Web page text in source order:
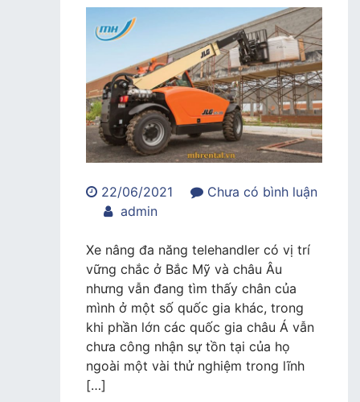
22/06/2021
Chưa có bình luận
trong
NÂNG
ĐA
NĂNG
PHÁT
TRIỂN
MẠNH
MẼ
admin
Xe nâng đa năng telehandler có vị trí
vững chắc ở Bắc Mỹ và châu Âu
nhưng vẫn đang tìm thấy chân của
mình ở một số quốc gia khác, trong
khi phần lớn các quốc gia châu Á vẫn
chưa công nhận sự tồn tại của họ
ngoài một vài thử nghiệm trong lĩnh
[…]